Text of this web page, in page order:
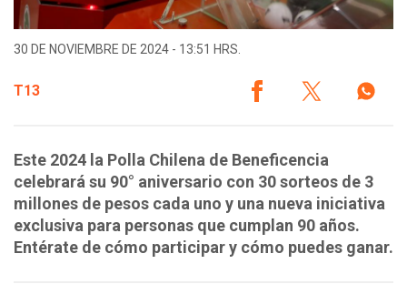
30 DE NOVIEMBRE DE 2024 - 13:51 HRS.
T13
Este 2024 la Polla Chilena de Beneficencia
celebrará su 90° aniversario con 30 sorteos de 3
millones de pesos cada uno y una nueva iniciativa
exclusiva para personas que cumplan 90 años.
Entérate de cómo participar y cómo puedes ganar.